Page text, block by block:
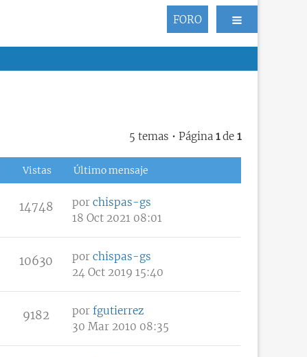
FORO
5 temas • Página 1de 1
Vistas Último mensaje
14748 por chispas-gs
18 Oct 2021 08:01
10630 por chispas-gs
24 Oct 2019 15:40
9182 por fgutierrez
30 Mar 2010 08:35